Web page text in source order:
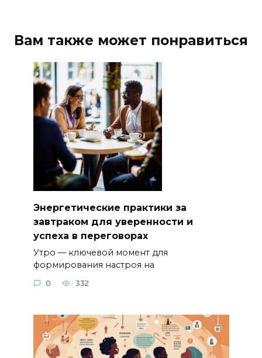
Вам также может понравиться
Энергетические практики за
завтраком для уверенности и
успеха в переговорах
Утро — ключевой момент для
формирования настроя на
0 332